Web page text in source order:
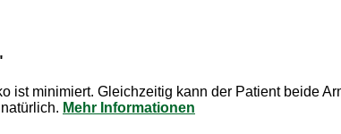
minimiert. Gleichzeitig kann der Patient beide
Mehr Informationen